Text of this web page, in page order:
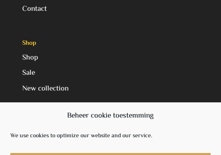
Beheer cookie toestemming
We use cookies to optimize our website and our service.
Contact
Shop
Shop
Sale
New collection
Facebook